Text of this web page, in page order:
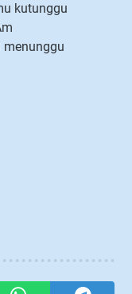
kutunggu
menunggu